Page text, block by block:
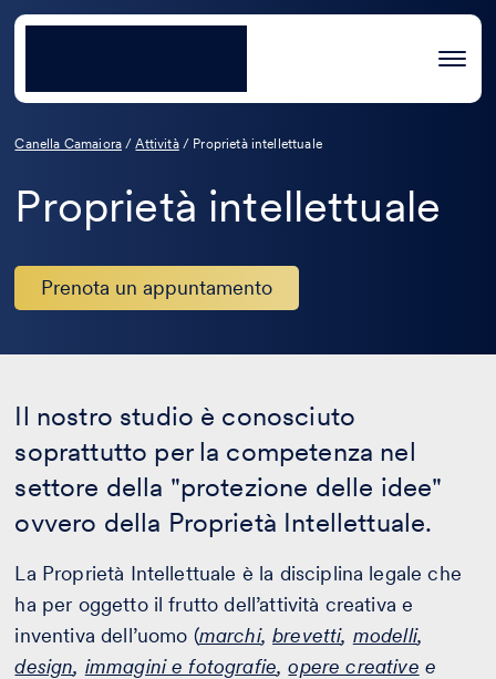
Canella Camaiora /Attività/ Proprietà intellettuale
Proprietà intellettuale
Prenota un appuntamento
Il nostro studio è conosciuto
soprattutto per la competenza nel
settore della "protezione delle idee"
ovvero della Proprietà Intellettuale.
La Proprietà Intellettuale è la disciplina legale che
ha per oggetto il frutto dell’attività creativa e
inventiva dell’uomo (marchi,brevetti, modelli,
design, immagini e fotografie,opere creative e